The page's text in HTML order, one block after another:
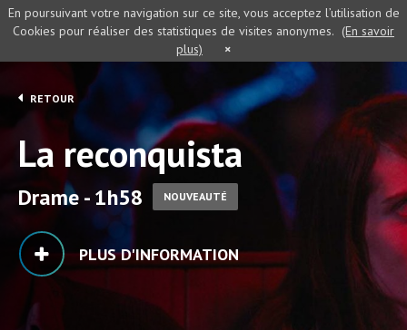
RETOUR
La reconquista
Drame - 1h58 NOUVEAUTÉ
PLUS D'INFORMATION
En poursuivant votre navigation sur ce site, vous acceptez l’utilisation de
Cookies pour réaliser des statistiques de visites anonymes. (En savoir
plus)
×